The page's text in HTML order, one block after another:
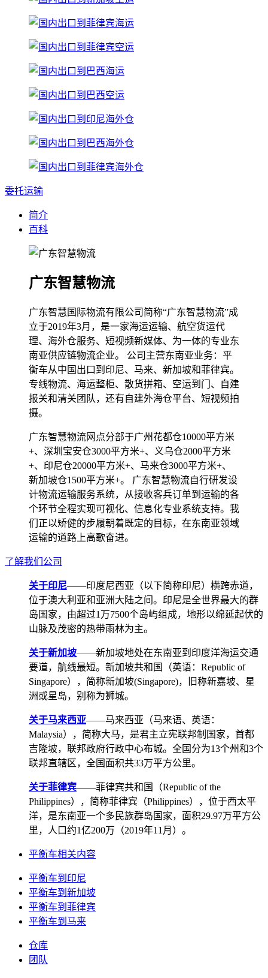
委托运输
简介
百科
广东智慧物流
广东智慧国际物流有限公司简称“广东智慧物流”成
立于2019年3月，是一家海运运输、航空货运代
理、海外仓服务、短视频新媒体、为一体的专业东
南亚供应链物流企业。 公司主营东南亚业务：平
衡车从中国出口到印尼、马来、新加坡和菲律宾。
专线物流、海运整柜、散货拼箱、空运到门、自建
报关和清关团队，还有自建外海仓平台、短视频拍
摄。
广东智慧物流网点分部于广州花都仓10000平方米
+、深圳宝安仓3000平方米+、义乌仓2000平方米
+、印尼仓20000平方米+、马来仓3000平方米+、
新加坡仓1500平方米+。 广东智慧物流自行研发设
计物流运输服务系统，从接收客兵订单到运输的各
个环节全程实现可视化、信息化专业系统支持。我
们正以矫健的步履朝着既定的目标，在东南亚领域
运输的道路上高歌奋进。
了解我们公司
关于印尼——印度尼西亚（以下简称印尼）横跨赤道，
位于澳大利亚和亚洲大陆之间。印尼是全世界最大的群
岛国家，由超过1万7500个岛屿组成，地形以绵延起伏的
山脉及茂密的热带雨林为主。
关于新加坡——新加坡地处在东南亚到印度洋海运交通
要道，航线最短。新加坡共和国（英语：Republic of
Singapore），简称新加坡(Singapore)，旧称新嘉坡、星
洲或星岛，别称为狮城。
关于马来西亚——马来西亚（马来语、英语：
Malaysia），简称大马，是君主立宪联邦制国家，首都
吉隆坡，联邦政府行政中心布城。全国分为13个州和3个
联邦直辖区，全国面积共33万平方公里。
关于菲律宾——菲律宾共和国（Republic of the
Philippines），简称菲律宾（Philippines），位于西太平
洋，是东南亚一个多民族群岛国家，面积29.97万平方公
里，人口约1亿200万（2019年11月）。
平衡车相关内容
平衡车到印尼
平衡车到新加坡
平衡车到菲律宾
平衡车到马来
仓库
团队